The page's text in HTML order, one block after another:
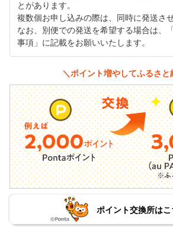
とがあります。
複数個お申し込みの際は、同時に発送さ
なお、別便での発送を希望する場合は、
事項」に記載をお願いいたします。
＼ポイント増やしてふるさと
ポイント交換所はこ